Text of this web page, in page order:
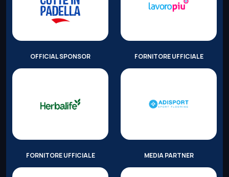
OFFICIAL SPONSOR FORNITORE UFFICIALE
FORNITORE UFFICIALE MEDIA PARTNER